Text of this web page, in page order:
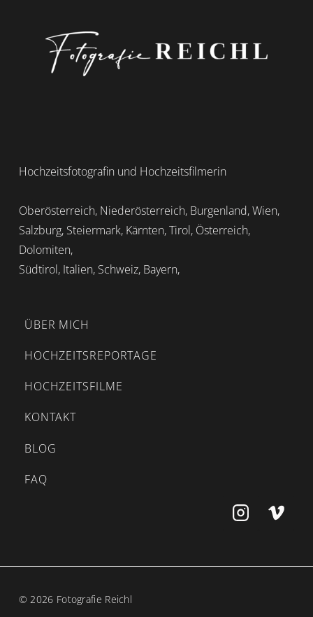
Hochzeitsfotografin und Hochzeitsfilmerin
Oberösterreich, Niederösterreich, Burgenland, Wien,
Salzburg, Steiermark, Kärnten, Tirol, Österreich,
Dolomiten,
Südtirol, Italien, Schweiz, Bayern,
ÜBER MICH
HOCHZEITSREPORTAGE
HOCHZEITSFILME
KONTAKT
BLOG
FAQ
© 2026 Fotografie Reichl